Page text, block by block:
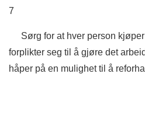
7
Sørg for at hver person
forplikter seg til å gjøre det
håper på en mulighet til å